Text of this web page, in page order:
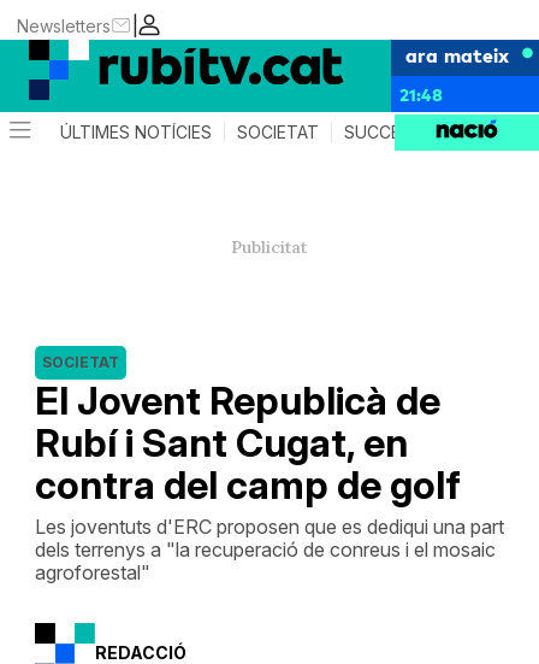
|
Newsletters
ara mateix
21:48
ÚLTIMES NOTÍCIES SOCIETAT SUCCESSOS
El Jovent Republicà de
Rubí i Sant Cugat, en
contra del camp de golf
SOCIETAT
Les joventuts d'ERC proposen que es dediqui una part
dels terrenys a "la recuperació de conreus i el mosaic
agroforestal"
REDACCIÓ